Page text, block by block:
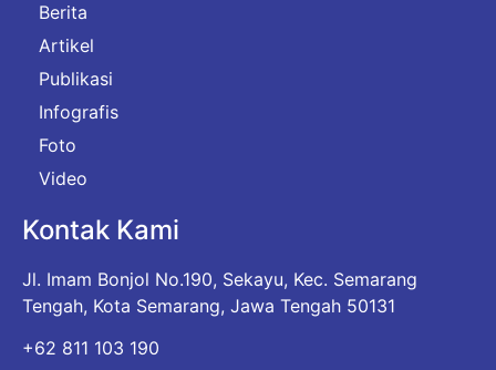
Berita
Artikel
Publikasi
Infografis
Foto
Video
Kontak Kami
Jl. Imam Bonjol No.190, Sekayu, Kec. Semarang
Tengah, Kota Semarang, Jawa Tengah 50131
+62 811 103 190